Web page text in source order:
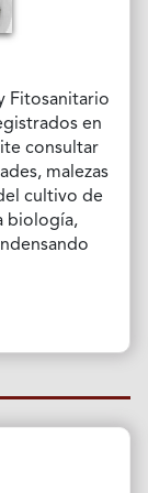
Fitosanitario
en
consultar
malezas
cultivo de
biología,